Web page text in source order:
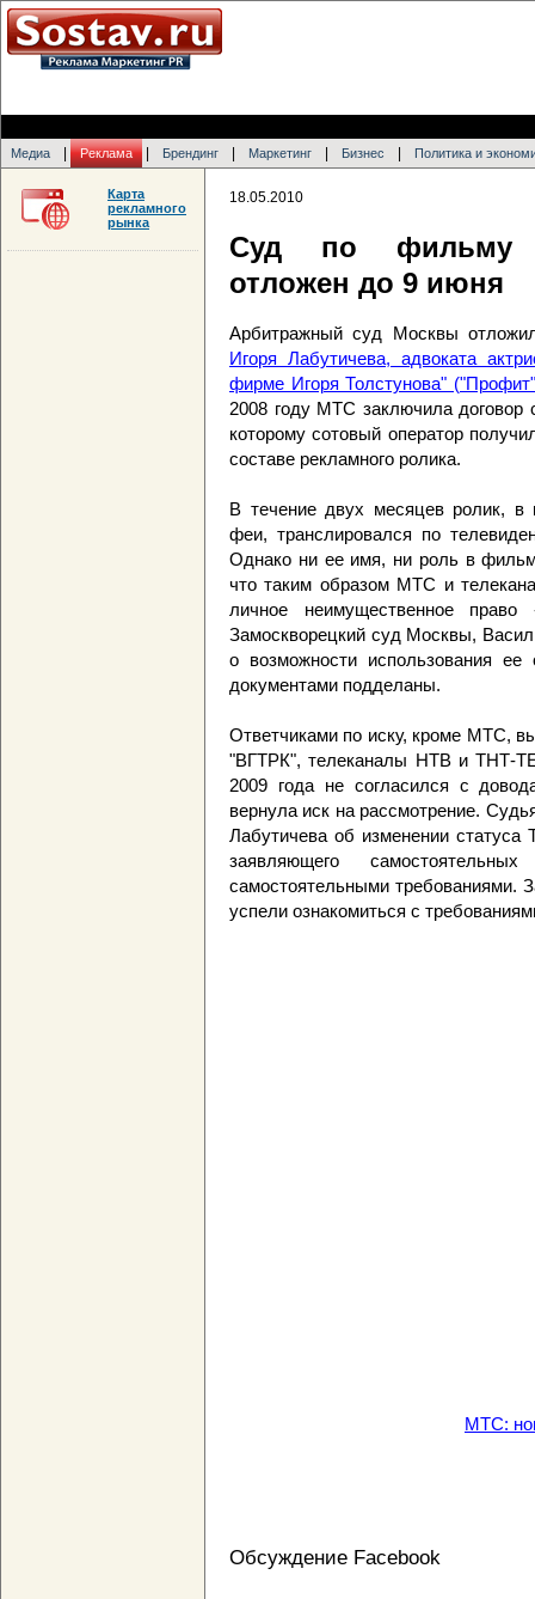
Медиа Реклама Брендинг Маркетинг Бизнес Политика и
18.05.2010
Суд по фильму
отложен до 9 июня
Арбитражный суд Москвы
Игоря Лабутичева, адвоката
фирме Игоря Толстунова"
2008 году МТС заключила
которому сотовый оператор
составе рекламного ролика.
В течение двух месяцев ролик, в
феи, транслировался по
Однако ни ее имя, ни роль в
что таким образом МТС и
личное неимущественное
Замоскворецкий суд Москвы,
о возможности использования
документами подделаны.
Ответчиками по иску, кроме МТС,
"ВГТРК", телеканалы НТВ и ТНТ-
2009 года не согласился с
вернула иск на рассмотрение.
Лабутичева об изменении статуса
заявляющего
самостоятельными требованиями.
успели ознакомиться с
МТС:
Обсуждение Facebook
Карта
рекламного
рынка